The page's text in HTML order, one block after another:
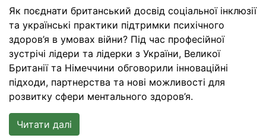
Як поєднати британський досвід соціальної інклюзії
та українські практики підтримки психічного
здоров’я в умовах війни? Під час професійної
зустрічі лідери та лідерки з України, Великої
Британії та Німеччини обговорили інноваційні
підходи, партнерства та нові можливості для
розвитку сфери ментального здоров’я.
Читати далі